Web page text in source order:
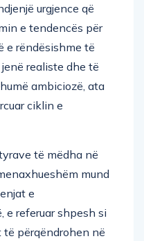
urgjence që
e tendencës për
e rëndësishme të
realiste dhe të
ambiciozë, ata
ciklin e
të mëdha në
mund
e
e referuar shpesh si
të përqëndrohen në